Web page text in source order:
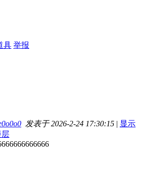
具 举报
发表于 2026-2-24 17:30:15 | 显示
层